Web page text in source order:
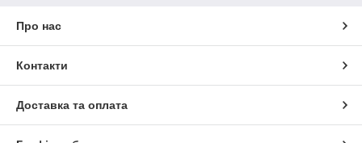
Про нас
Контакти
Доставка та оплата